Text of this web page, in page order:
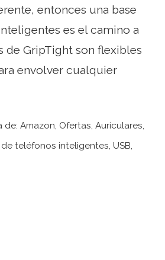
entonces una base
es el camino a
de GripTight son flexibles
envolver cualquier
Amazon, Ofertas, Auriculares,
teléfonos inteligentes, USB,